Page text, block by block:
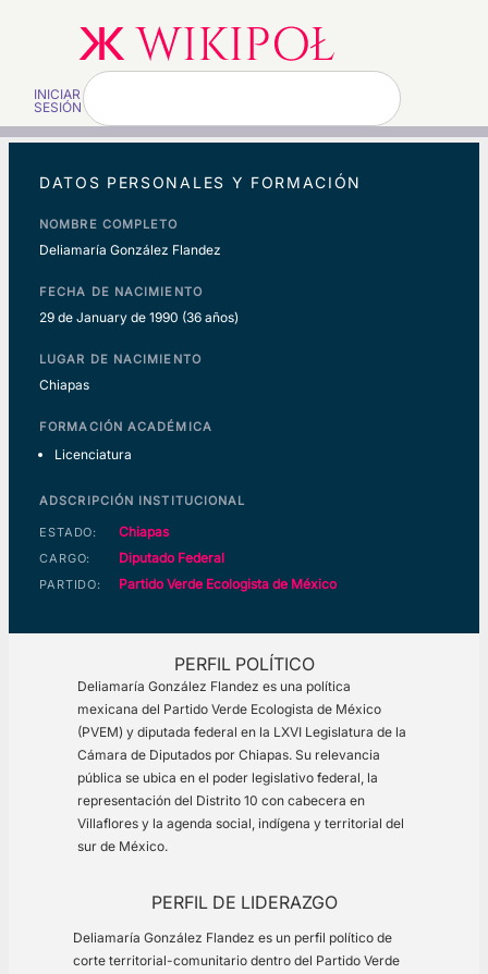
INICIAR
SESIÓN
DATOS PERSONALES Y FORMACIÓN
NOMBRE COMPLETO
Deliamaría González Flandez
FECHA DE NACIMIENTO
29 de January de 1990 (36 años)
LUGAR DE NACIMIENTO
Chiapas
FORMACIÓN ACADÉMICA
Licenciatura
ADSCRIPCIÓN INSTITUCIONAL
ESTADO: Chiapas
CARGO: Diputado Federal
PARTIDO: Partido Verde Ecologista de México
PERFIL POLÍTICO
Deliamaría González Flandez es una política
mexicana del Partido Verde Ecologista de México
(PVEM) y diputada federal en la LXVI Legislatura de la
Cámara de Diputados por Chiapas. Su relevancia
pública se ubica en el poder legislativo federal, la
representación del Distrito 10 con cabecera en
Villaflores y la agenda social, indígena y territorial del
sur de México.
PERFIL DE LIDERAZGO
Deliamaría González Flandez es un perfil político de
corte territorial-comunitario dentro del Partido Verde